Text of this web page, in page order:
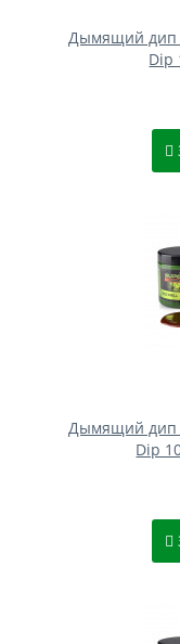
Дымящий дип
Dip
Дымящий дип
Dip